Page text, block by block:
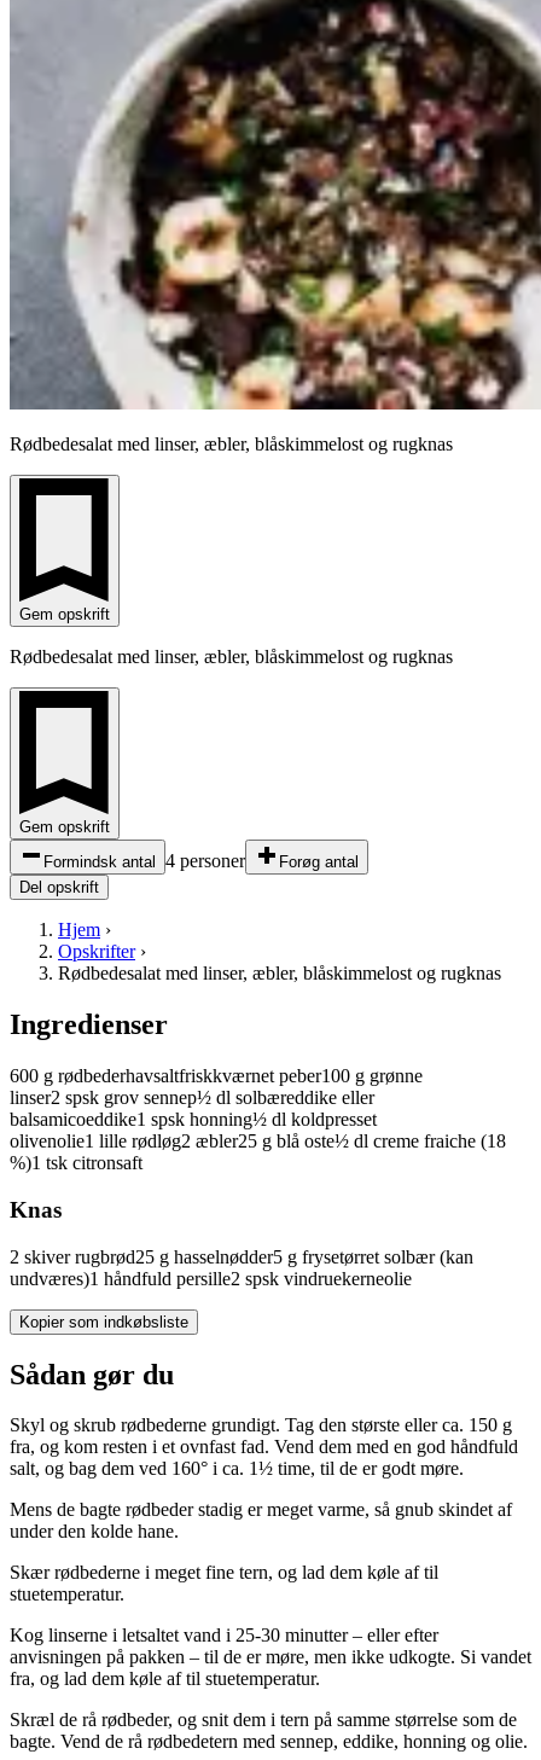
Rødbedesalat med linser, æbler, blåskimmelost og rugknas
Gem opskrift
Rødbedesalat med linser, æbler, blåskimmelost og rugknas
Gem opskrift
Formindsk antal
4 personer
Forøg antal
Del opskrift
Hjem ›
Opskrifter›
Rødbedesalat med linser, æbler, blåskimmelost og rugknas
Ingredienser
600 g rødbederhavsaltfriskkværnet peber100 g grønne
linser2 spsk grov sennep½ dl solbæreddike eller
balsamicoeddike1 spsk honning½ dl koldpresset
olivenolie1 lille rødløg2 æbler25 g blå oste½ dl creme fraiche (18
%)1 tsk citronsaft
Knas
2 skiver rugbrød25 g hasselnødder5 g frysetørret solbær (kan
undværes)1 håndfuld persille2 spsk vindruekerneolie
Kopier som indkøbsliste
Sådan gør du
Skyl og skrub rødbederne grundigt. Tag den største eller ca. 150 g
fra, og kom resten i et ovnfast fad. Vend dem med en god håndfuld
salt, og bag dem ved 160° i ca. 1½ time, til de er godt møre.
Mens de bagte rødbeder stadig er meget varme, så gnub skindet af
under den kolde hane.
Skær rødbederne i meget fine tern, og lad dem køle af til
stuetemperatur.
Kog linserne i letsaltet vand i 25­-30 minutter – eller efter
anvisningen på pakken – til de er møre, men ikke udkogte. Si vandet
fra, og lad dem køle af til stuetemperatur.
Skræl de rå rødbeder, og snit dem i tern på samme størrelse som de
bagte. Vend de rå rødbedetern med sennep, eddike, honning og olie.